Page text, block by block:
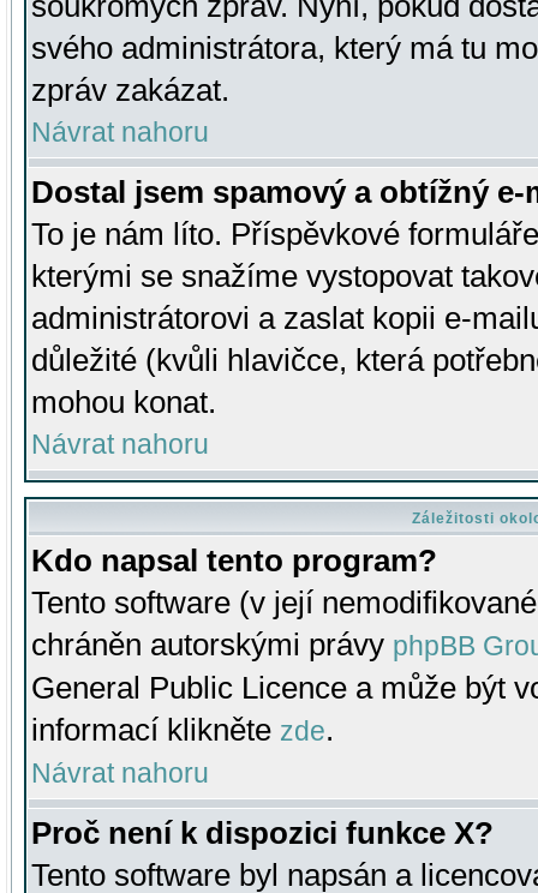
svého administrátora, který má tu
zpráv zakázat.
Návrat nahoru
Dostal jsem spamový a obtížný
To je nám líto. Příspěvkové
kterými se snažíme vystopovat
administrátorovi a zaslat kopii e-
důležité (kvůli hlavičce, která
mohou konat.
Návrat nahoru
Záležitosti
Kdo napsal tento program?
Tento software (v její
chráněn autorskými právy phpBB
General Public Licence a může být
informací klikněte zde.
Návrat nahoru
Proč není k dispozici funkce X?
Tento software byl napsán a